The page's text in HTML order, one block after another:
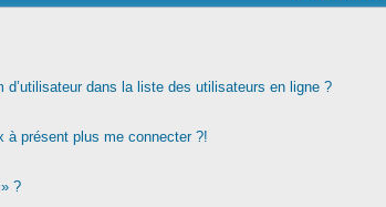
d’utilisateur dans la liste des utilisateurs en ligne ?
à présent plus me connecter ?!
?